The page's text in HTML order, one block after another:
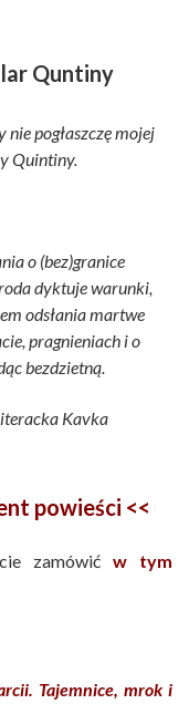
Quntiny
nie pogłaszczę mojej
Quintiny.
o (bez)granice
dyktuje warunki,
odsłania martwe
pragnieniach i o
bezdzietną.
Kavka
powieści <<
zamówićw tym
Tajemnice, mrok i